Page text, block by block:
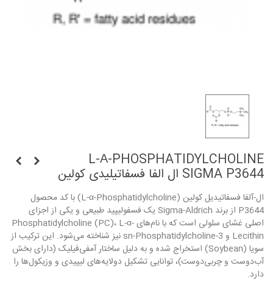
L-Α-PHOSPHATIDYLCHOLINE
SIGMA P3644 ال الفا فسفاتیلیدی کولین
ال-آلفا فسفاتیدیل کولین (L-α-Phosphatidylcholine) با کد محصول
P3644 از برند Sigma-Aldrich یک فسفولیپید طبیعی و یکی از اجزای
اصلی غشای سلولی است که با نام‌های Phosphatidylcholine (PC)، L-α-
Lecithin و 3-sn-Phosphatidylcholine نیز شناخته می‌شود. این ترکیب از
سویا (Soybean) استخراج شده و به دلیل ساختار آمفی‌فیلیک (دارای بخش
آب‌دوست و چربی‌دوست)، توانایی تشکیل دولایه‌های لیپیدی و وزیکول‌ها را
دارد.